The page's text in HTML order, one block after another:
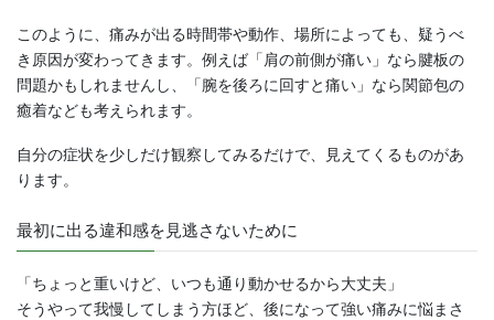
このように、痛みが出る時間帯や動作、場所によっても、疑うべ
き原因が変わってきます。例えば「肩の前側が痛い」なら腱板の
問題かもしれませんし、「腕を後ろに回すと痛い」なら関節包の
癒着なども考えられます。
自分の症状を少しだけ観察してみるだけで、見えてくるものがあ
ります。
最初に出る違和感を見逃さないために
「ちょっと重いけど、いつも通り動かせるから大丈夫」
そうやって我慢してしまう方ほど、後になって強い痛みに悩まさ